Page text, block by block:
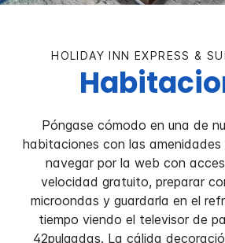
HOLIDAY INN EXPRESS &
Póngase cómodo en una de
habitaciones con las amenidades
navegar por la web con
velocidad gratuito, preparar
microondas y guardarla en el
tiempo viendo el televisor de
42pulgadas. La cálida